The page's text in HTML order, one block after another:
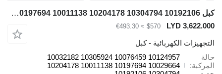
كبل Schwing 10124957 10076459 10305924 10032182 10029664 10197694 10011138 10204178 10304794 10192106 لـ معدات الحفر
LYD 3,622.000
$570
≈ €493.30
التجهيزات الكهربائية - كبل
حالة
المركبة
10124957 10076459 10305924 10032182
10029664 10197694 10011138 10204178